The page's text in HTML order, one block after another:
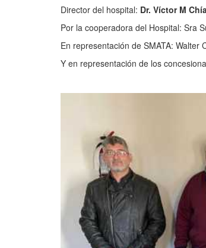
Director del hospital: Dr. Víctor M
Por la cooperadora del Hospital: Sra
En representación de SMATA: Walter
Y en representación de los